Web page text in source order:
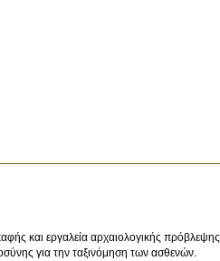
και εργαλεία αρχαιολογικής πρόβλεψης
για την ταξινόμηση των ασθενών.